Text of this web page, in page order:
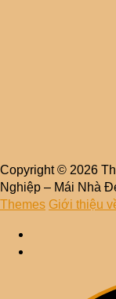
Copyright © 2026
Nghiệp – Mái Nhà
Themes Giới thiệu